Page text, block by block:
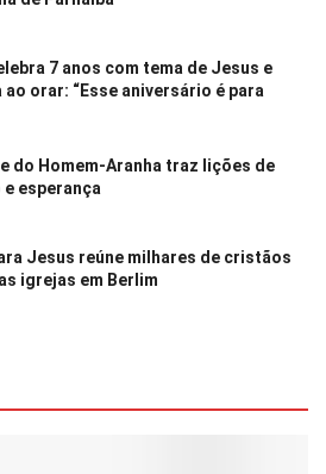
7 anos com tema de Jesus e
ao orar: “Esse aniversário é para
do Homem-Aranha traz lições de
esperança
Jesus reúne milhares de cristãos
igrejas em Berlim